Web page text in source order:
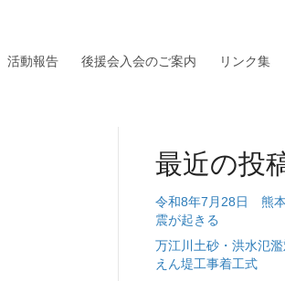
活動報告 後援会入会のご案内 リンク集
最近の投
令和8年7月28日 熊
震が起きる
万江川土砂・洪水氾
えん堤工事着工式